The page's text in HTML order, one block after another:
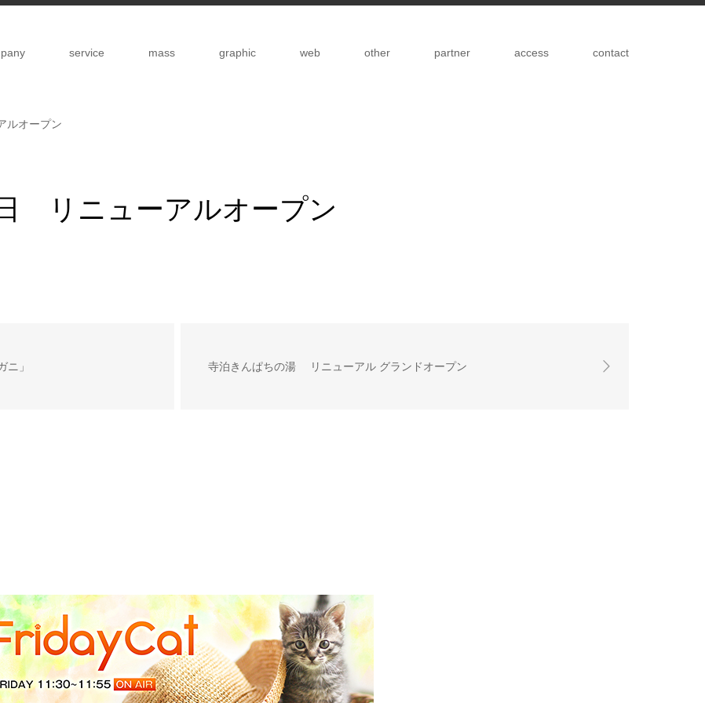
service mass graphic web other partner access contact
オープン
リニューアルオープン
」 寺泊きんぱちの湯 リニューアル グランドオープン